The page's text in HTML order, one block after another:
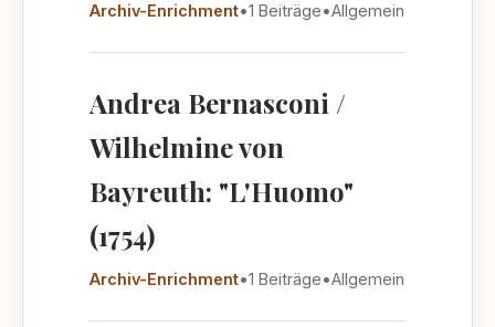
Archiv-Enrichment•1 Beiträge•Allgemein
Andrea Bernasconi /
Wilhelmine von
Bayreuth: "L'Huomo"
(1754)
Archiv-Enrichment•1 Beiträge•Allgemein